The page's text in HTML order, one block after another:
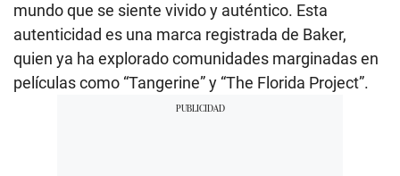
mundo que se siente vivido y auténtico. Esta
autenticidad es una marca registrada de Baker,
quien ya ha explorado comunidades marginadas en
películas como “Tangerine” y “The Florida Project”.